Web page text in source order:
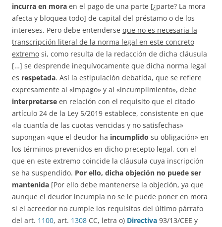
incurra en mora en el pago de una parte [¿parte? La mora
afecta y bloquea todo] de capital del préstamo o de los
intereses. Pero debe entenderse que no es necesaria la
transcripción literal de la norma legal en este concreto
extremo si, como resulta de la redacción de dicha cláusula
[…] se desprende inequívocamente que dicha norma legal
es respetada. Así la estipulación debatida, que se refiere
expresamente al «impago» y al «incumplimiento», debe
interpretarse en relación con el requisito que el citado
artículo 24 de la Ley 5/2019 establece, consistente en que
«la cuantía de las cuotas vencidas y no satisfechas»
supongan «que el deudor ha incumplido su obligación» en
los términos prevenidos en dicho precepto legal, con el
que en este extremo coincide la cláusula cuya inscripción
se ha suspendido. Por ello, dicha objeción no puede ser
mantenida [Por ello debe mantenerse la objeción, ya que
aunque el deudor incumpla no se le puede poner en mora
si el acreedor no cumple los requisitos del último párrafo
del art. 1100, art. 1308 CC, letra o) Directiva 93/13/CEE y